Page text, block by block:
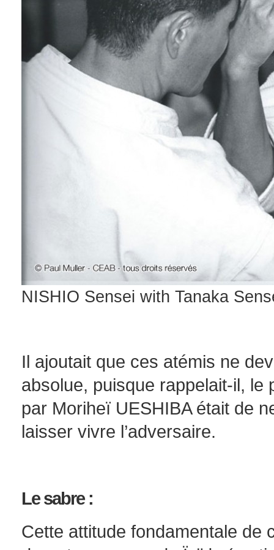
NISHIO Sensei with Tanaka
Il ajoutait que ces atémis ne
absolue, puisque rappelait-il, le
par Moriheï UESHIBA était de
laisser vivre l’adversaire.
Le sabre :
Cette attitude fondamentale de